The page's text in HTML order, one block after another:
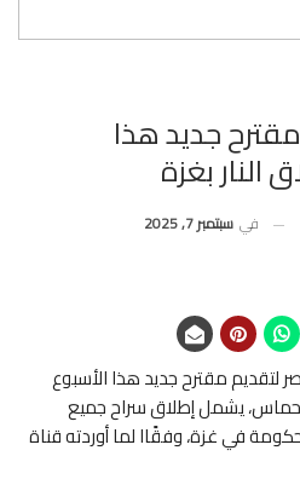
جديد هذا
بغزة
في سبتمبر 7, 2025
لتقديم مقترح جديد هذا الأسبوع
وحماس، يشمل إطلاق سراح جميع
في غزة، وفقًاا لما أوردته قناة